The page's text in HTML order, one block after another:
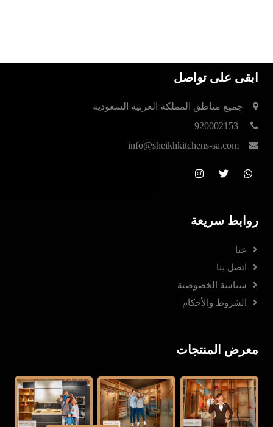
ابقى على تواصل
جميع مناطق المملكة العربية السعودية
920002153
info@sheikhkitchens-sa.com
روابط سريعة
عنا
اتصل بنا
سياسة الخصوصية
الشروط والأحكام
معرض المنتجات